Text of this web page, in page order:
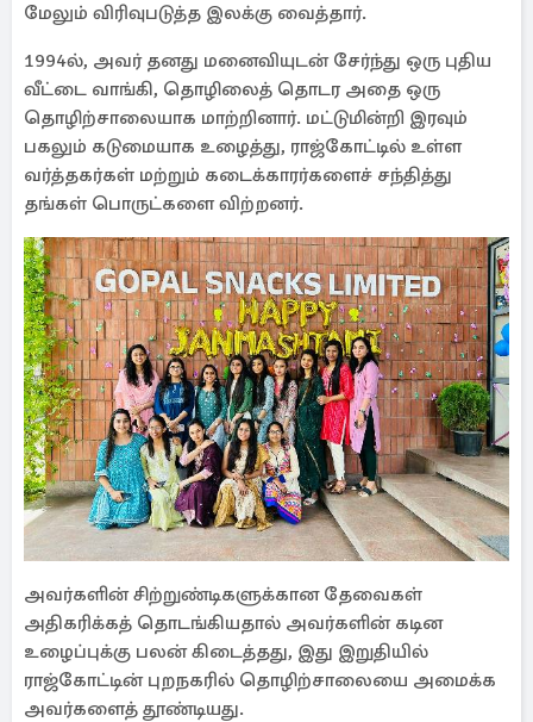
மேலும் விரிவுபடுத்த இலக்கு வைத்தார்.
1994ல், அவர் தனது மனைவியுடன் சேர்ந்து ஒரு புதிய
வீட்டை வாங்கி, தொழிலைத் தொடர அதை ஒரு
தொழிற்சாலையாக மாற்றினார். மட்டுமின்றி இரவும்
பகலும் கடுமையாக உழைத்து, ராஜ்கோட்டில் உள்ள
வர்த்தகர்கள் மற்றும் கடைக்காரர்களைச் சந்தித்து
தங்கள் பொருட்களை விற்றனர்.
அவர்களின் சிற்றுண்டிகளுக்கான தேவைகள்
அதிகரிக்கத் தொடங்கியதால் அவர்களின் கடின
உழைப்புக்கு பலன் கிடைத்தது, இது இறுதியில்
ராஜ்கோட்டின் புறநகரில் தொழிற்சாலையை அமைக்க
அவர்களைத் தூண்டியது.